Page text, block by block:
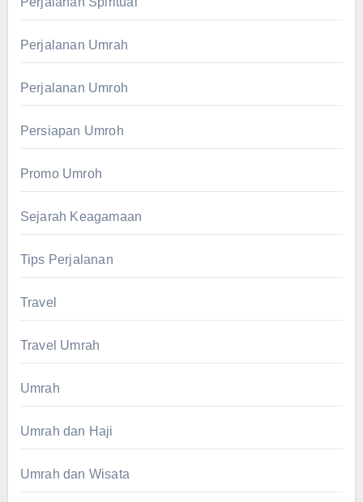
Perjalanan Umrah
Perjalanan Umroh
Persiapan Umroh
Promo Umroh
Sejarah Keagamaan
Tips Perjalanan
Travel
Travel Umrah
Umrah
Umrah dan Haji
Umrah dan Wisata